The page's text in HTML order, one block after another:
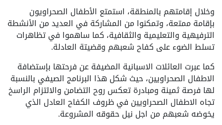
وخلال إقامتهم بالمنطقة، استمتع الأطفال الصحراويون
بإقامة ممتعة، وتمكنوا من المشاركة في العديد من الأنشطة
الترفيهية والتعليمية والثقافية، كما ساهموا في تظاهرات
تسلط الضوء على كفاح شعبهم وقضيتة العادلة.
كما عبرت العائلات الاسبانية المضيفة عن فرحتها بإستضافة
الاطفال الصحراويين، حيث شكل هذا البرنامج الصيفي بالنسبة
لها فرصة ثمينة ومبادرة تعكس روح التضامن والالتزام الراسخ
تجاه الاطفال الصحراويين في ظروف الكفاح العادل الذي
يخوضه شعبهم من اجل نيل حقوقه المشروعة.